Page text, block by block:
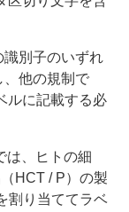
別子のいずれ
、他の規制で
ルに記載する必
は、ヒトの細
HCT / P）の製
割り当ててラベ